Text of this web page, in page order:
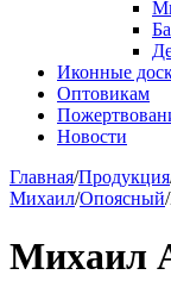
Иконные
Оптовикам
Новости
Главная/Продукция
Михаил/Опоясный/
Михаил